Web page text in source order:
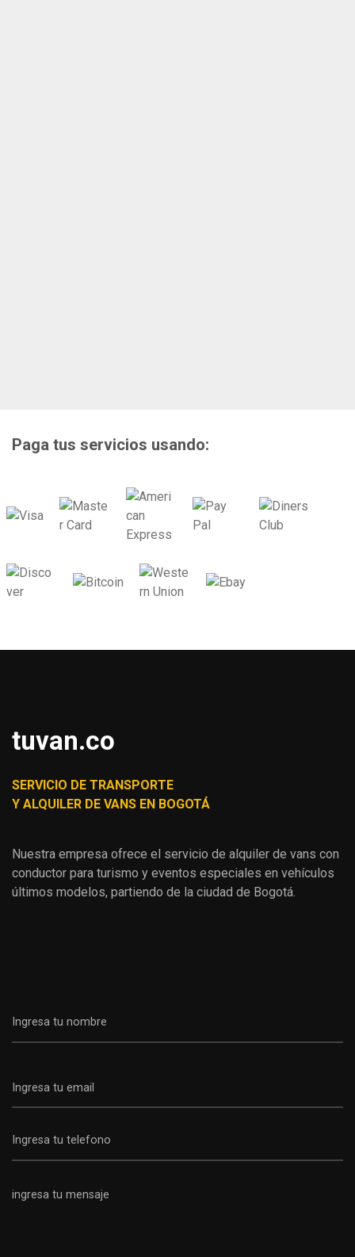
Paga tus servicios usando:
tuvan.co
SERVICIO DE TRANSPORTE
Y ALQUILER DE VANS EN BOGOTÁ
Nuestra empresa ofrece el servicio de alquiler de vans con
conductor para turismo y eventos especiales en vehículos
últimos modelos, partiendo de la ciudad de Bogotá.